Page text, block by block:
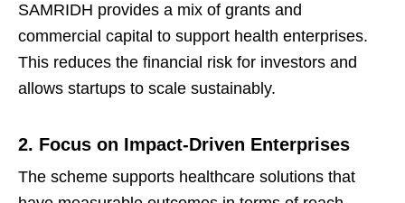
SAMRIDH provides a mix of grants and
commercial capital to support health enterprises.
This reduces the financial risk for investors and
allows startups to scale sustainably.
2. Focus on Impact-Driven Enterprises
The scheme supports healthcare solutions that